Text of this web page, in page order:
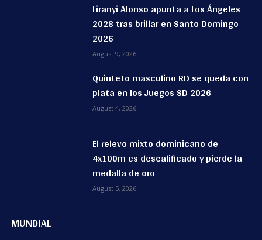
Liranyi Alonso apunta a Los Ángeles
2028 tras brillar en Santo Domingo
2026
August 9, 2026
Quinteto masculino RD se queda con
plata en los Juegos SD 2026
August 4, 2026
El relevo mixto dominicano de
4x100m es descalificado y pierde la
medalla de oro
August 5, 2026
MUNDIAL